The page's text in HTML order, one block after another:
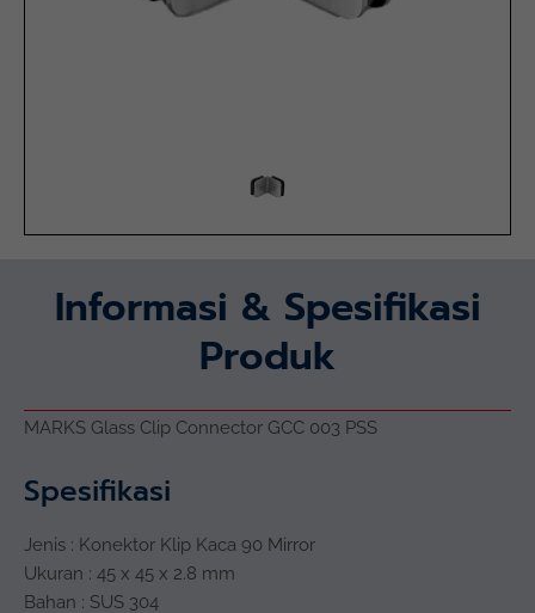
Informasi & Spesifikasi
Produk
MARKS Glass Clip Connector GCC 003 PSS
Spesifikasi
Jenis : Konektor Klip Kaca 90 Mirror
Ukuran : 45 x 45 x 2.8 mm
Bahan : SUS 304